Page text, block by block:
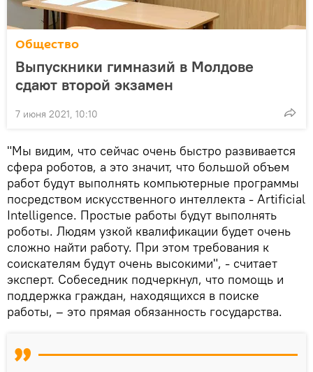
Общество
Выпускники гимназий в Молдове
сдают второй экзамен
7 июня 2021, 10:10
"Мы видим, что сейчас очень быстро развивается
сфера роботов, а это значит, что большой объем
работ будут выполнять компьютерные программы
посредством искусственного интеллекта - Artificial
Intelligence. Простые работы будут выполнять
роботы. Людям узкой квалификации будет очень
сложно найти работу. При этом требования к
соискателям будут очень высокими", - считает
эксперт. Собеседник подчеркнул, что помощь и
поддержка граждан, находящихся в поиске
работы, – это прямая обязанность государства.